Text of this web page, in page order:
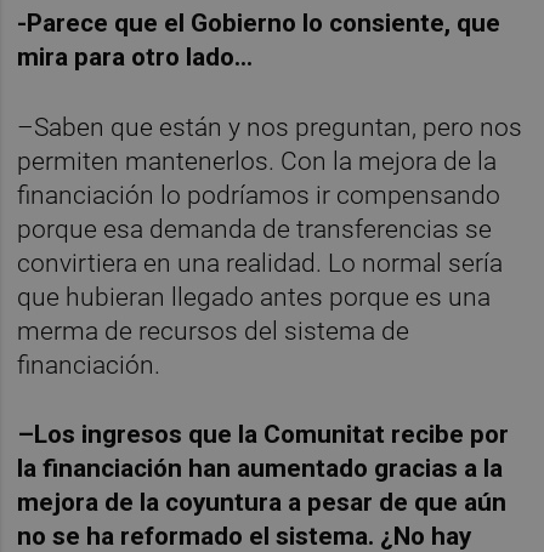
-Parece que el Gobierno lo consiente, que
mira para otro lado...
–Saben que están y nos preguntan, pero nos
permiten mantenerlos. Con la mejora de la
financiación lo podríamos ir compensando
porque esa demanda de transferencias se
convirtiera en una realidad. Lo normal sería
que hubieran llegado antes porque es una
merma de recursos del sistema de
financiación.
–Los ingresos que la Comunitat recibe por
la financiación han aumentado gracias a la
mejora de la coyuntura a pesar de que aún
no se ha reformado el sistema. ¿No hay